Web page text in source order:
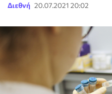
Διεθνή 20.07.2021 20:02